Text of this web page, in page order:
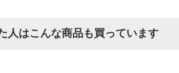
人はこんな商品も買っています